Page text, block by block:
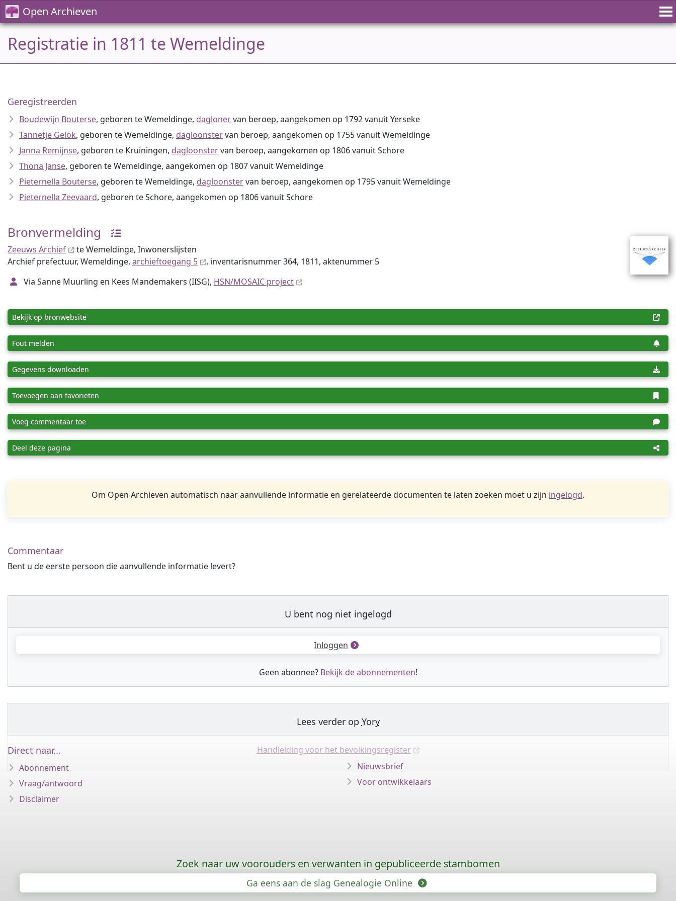
Open Archieven
Registratie in 1811 te Wemeldinge
Geregistreerden
Boudewijn Bouterse, geboren te Wemeldinge, daglonervan beroep, aangekomen op 1792 vanuit Yerseke
Tannetje Gelok, geboren te Wemeldinge, dagloonstervan beroep, aangekomen op 1755 vanuit Wemeldinge
Janna Remijnse, geboren te Kruiningen, dagloonstervan beroep, aangekomen op 1806 vanuit Schore
Thona Janse, geboren te Wemeldinge, aangekomen op 1807 vanuit Wemeldinge
Pieternella Bouterse, geboren te Wemeldinge, dagloonstervan beroep, aangekomen op 1795 vanuit Wemeldinge
Pieternella Zeevaard, geboren te Schore, aangekomen op 1806 vanuit Schore
Bronvermelding
Zeeuws Archief
te Wemeldinge, Inwonerslijsten
Archief prefectuur, Wemeldinge, archieftoegang 5
, inventaris­num­mer 364, 1811, aktenummer 5
Via Sanne Muurling en Kees Mandemakers (IISG), HSN/MOSAIC project
Bekijk op bronwebsite
Fout melden
Gegevens downloaden
Toevoegen aan favorieten
Voeg commentaar toe
Deel deze pagina
Om Open Archieven automatisch naar aanvullende informatie en gerelateerde documenten te laten zoeken moet u zijn ingelogd.
Commentaar
Bent u de eerste persoon die aanvullende informatie levert?
U bent nog niet ingelogd
Inloggen
Geen abonnee? Bekijk de abonnementen!
Lees verder op Yory
Handleiding voor het bevolkingsregister
Direct naar...
Abonnement
Vraag/antwoord
Disclaimer
Nieuwsbrief
Voor ontwikkelaars
Zoek naar uw voorouders en verwanten in gepubliceerde stambomen
Ga eens aan de slag Genealogie Online